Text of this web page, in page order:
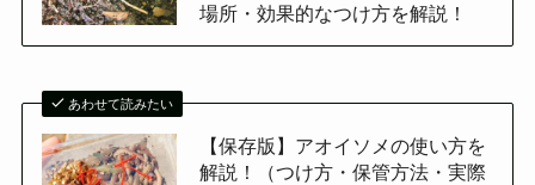
場所・効果的なつけ方を解説！
あわせて読みたい
【保存版】アオイソメの使い方を
解説！（つけ方・保管方法・実際